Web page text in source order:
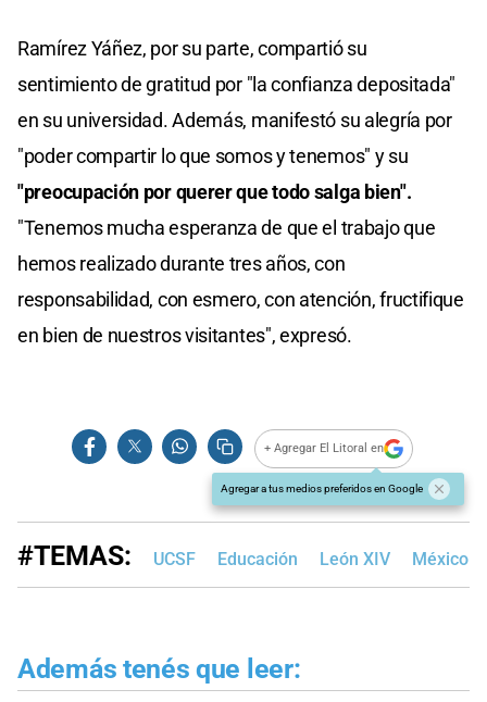
Ramírez Yáñez, por su parte, compartió su
sentimiento de gratitud por "la confianza depositada"
en su universidad. Además, manifestó su alegría por
"poder compartir lo que somos y tenemos" y su
"preocupación por querer que todo salga bien".
"Tenemos mucha esperanza de que el trabajo que
hemos realizado durante tres años, con
responsabilidad, con esmero, con atención, fructifique
en bien de nuestros visitantes", expresó.
+ Agregar El Litoral en
Agregar a tus medios preferidos en Google
#TEMAS: UCSF Educación León XIV México
Además tenés que leer: